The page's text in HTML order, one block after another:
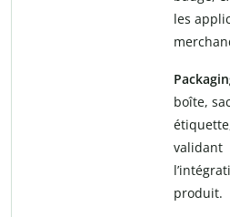
les
boîte,
validant
produit.